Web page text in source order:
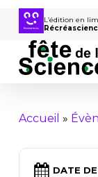
Passer
contenu
principal
L’édition en
Accueil »
DATE